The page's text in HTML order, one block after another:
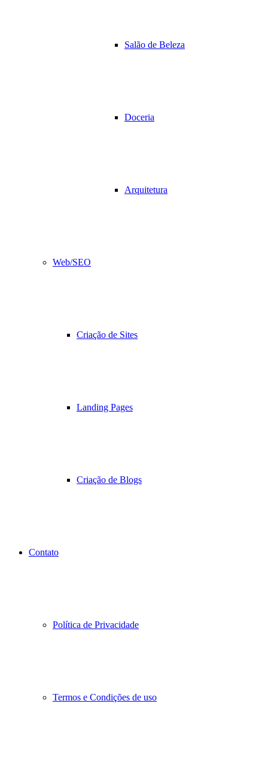
Salão de Beleza
Doceria
Arquitetura
Web/SEO
Criação de Sites
Landing Pages
Criação de Blogs
Contato
Política de Privacidade
Termos e Condições de uso